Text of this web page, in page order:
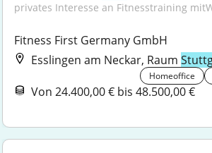
privates Interesse an Fitnesstraining
Fitness First Germany GmbH
Esslingen am Neckar, Raum
Homeoffice
Von 24.400,00 € bis 48.500,00 €